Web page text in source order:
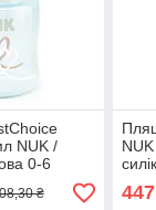
NUK /
0-6
₴
3+,